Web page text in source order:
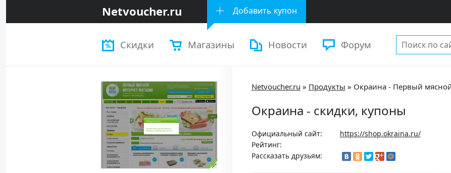
Netvoucher.ru Добавить купон
Скидки Магазины Новости Форум
Netvoucher.ru » Продукты » Окраина - Первый
Окраина - скидки, купоны
Официальный сайт:
https://shop.okraina.ru/
Рейтинг:
Рассказать друзьям: